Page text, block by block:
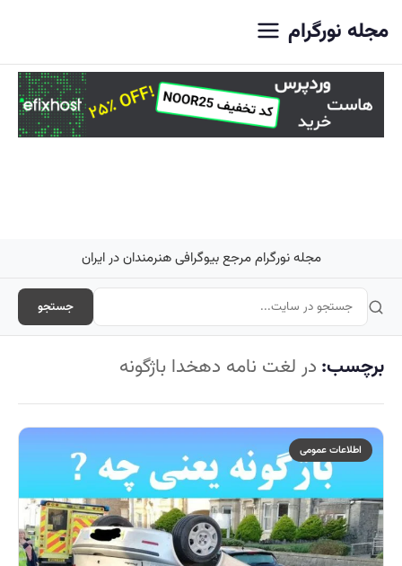
مجله نورگرام
مجله نورگرام مرجع بیوگرافی هنرمندان در ایران
جستجو
برچسب: در لغت نامه دهخدا باژگونه
اطلاعات عمومی